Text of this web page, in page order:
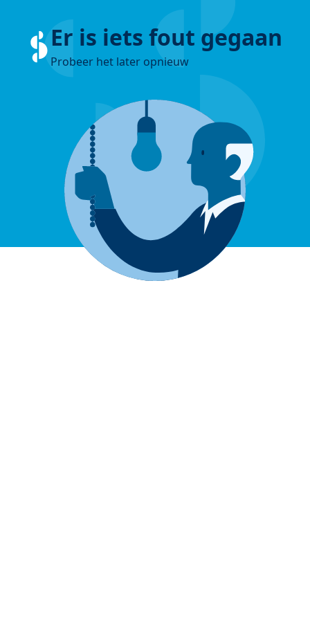
Er is iets fout gegaan
Probeer het later opnieuw